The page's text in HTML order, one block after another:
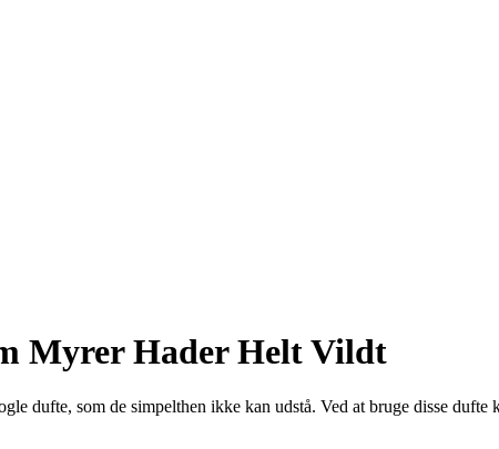
Myrer Hader Helt Vildt
dufte, som de simpelthen ikke kan udstå. Ved at bruge disse